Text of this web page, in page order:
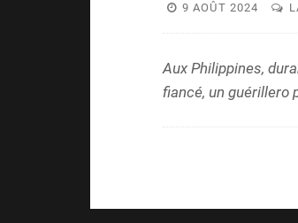
9 AOÛT 2024
Aux Philippines,
fiancé, un guérillero